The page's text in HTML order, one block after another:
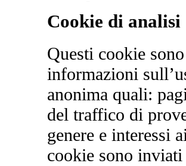
Cookie di
Questi cookie
informazioni
anonima quali:
del traffico di
genere e interessi
cookie sono